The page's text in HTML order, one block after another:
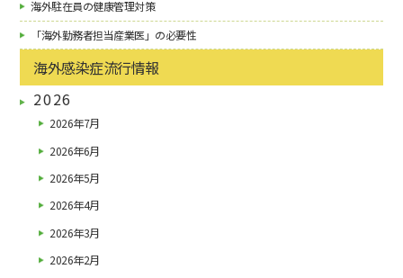
海外駐在員の健康管理対策
「海外勤務者担当産業医」の必要性
海外感染症流行情報
2026
2026年7月
2026年6月
2026年5月
2026年4月
2026年3月
2026年2月